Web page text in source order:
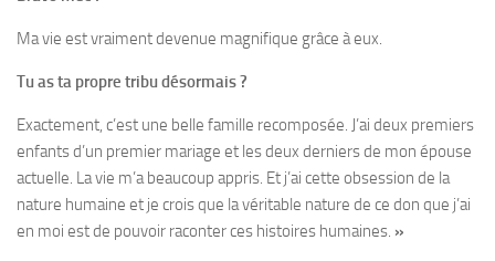
Ma vie est vraiment devenue magnifique grâce à eux.
Tu as ta propre tribu désormais ?
Exactement, c’est une belle famille recomposée. J’ai deux premiers
enfants d’un premier mariage et les deux derniers de mon épouse
actuelle. La vie m’a beaucoup appris. Et j’ai cette obsession de la
nature humaine et je crois que la véritable nature de ce don que j’ai
en moi est de pouvoir raconter ces histoires humaines. »